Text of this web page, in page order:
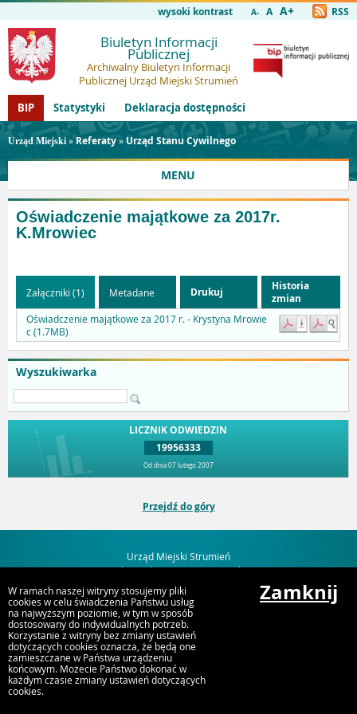
wysoki kontrast A- A A+ RSS
Biuletyn Informacji
Publicznej
Archiwalny Biuletyn Informacji
Publicznej Urząd Miejski Strumień
BIP
Statystyki Deklaracja dostępności
Urząd Miejski» Referaty» Urząd Stanu Cywilnego
MENU
Wyszukiwarka
LICZNIK ODWIEDZIN
19956333
Od dnia 07 lutego 2007
Oświadczenie majątkowe za 2017r.
K.Mrowiec
Załączniki (1) Metadane Drukuj
Historia
zmian
Oświadczenie majątkowe za 2017 r. - Krystyna Mrowie
c (1.7MB)
Przejdź do góry
Urząd Miejski Strumień
ul. Rynek 4, 43-246 Strumień
W ramach naszej witryny stosujemy pliki
cookies w celu świadczenia Państwu usług
na najwyższym poziomie, w tym w sposób
dostosowany do indywidualnych potrzeb.
Korzystanie z witryny bez zmiany ustawień
dotyczących cookies oznacza, że będą one
zamieszczane w Państwa urządzeniu
końcowym. Możecie Państwo dokonać w
każdym czasie zmiany ustawień dotyczących
cookies.
Zamknij